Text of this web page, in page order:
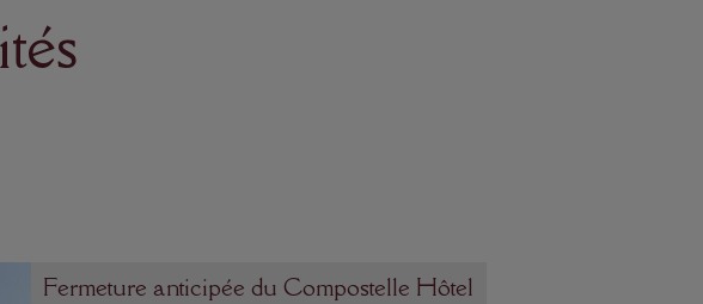
Fermeture anticipée du Compostelle Hôtel